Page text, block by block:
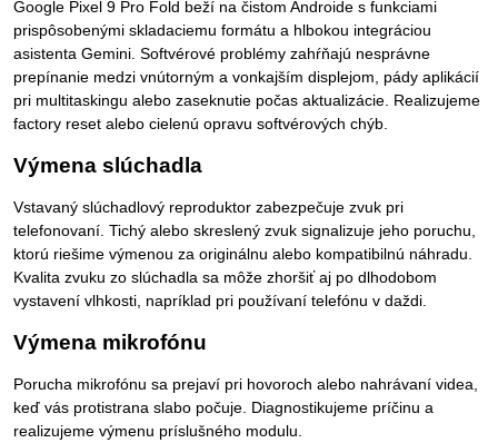
Google Pixel 9 Pro Fold beží na čistom Androide s funkciami
prispôsobenými skladaciemu formátu a hlbokou integráciou
asistenta Gemini. Softvérové problémy zahŕňajú nesprávne
prepínanie medzi vnútorným a vonkajším displejom, pády aplikácií
pri multitaskingu alebo zaseknutie počas aktualizácie. Realizujeme
factory reset alebo cielenú opravu softvérových chýb.
Výmena slúchadla
Vstavaný slúchadlový reproduktor zabezpečuje zvuk pri
telefonovaní. Tichý alebo skreslený zvuk signalizuje jeho poruchu,
ktorú riešime výmenou za originálnu alebo kompatibilnú náhradu.
Kvalita zvuku zo slúchadla sa môže zhoršiť aj po dlhodobom
vystavení vlhkosti, napríklad pri používaní telefónu v daždi.
Výmena mikrofónu
Porucha mikrofónu sa prejaví pri hovoroch alebo nahrávaní videa,
keď vás protistrana slabo počuje. Diagnostikujeme príčinu a
realizujeme výmenu príslušného modulu.